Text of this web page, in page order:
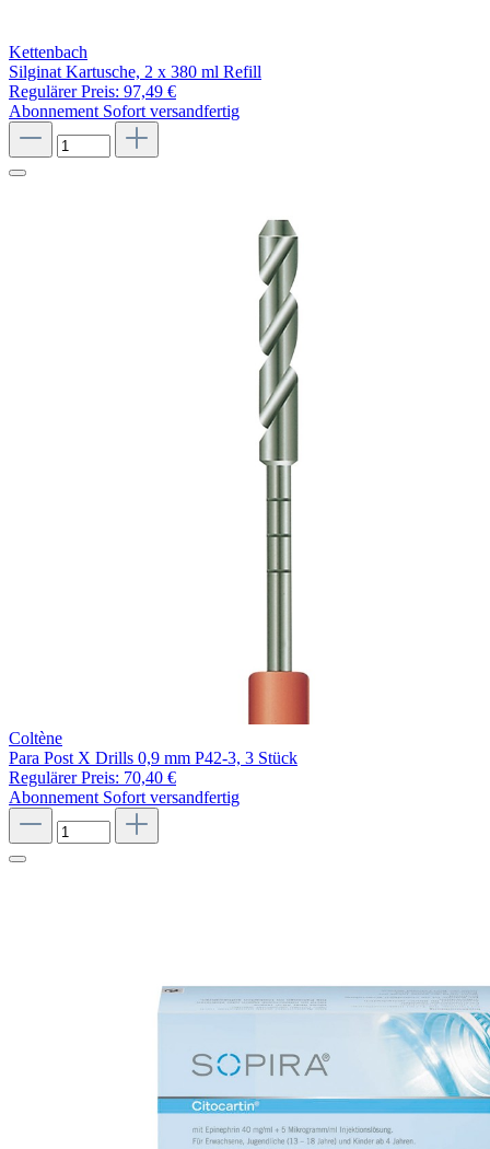
Kettenbach
Silginat Kartusche, 2 x 380 ml Refill
Regulärer Preis: 97,49 €
Abonnement Sofort versandfertig
Coltène
Para Post X Drills 0,9 mm P42-3, 3 Stück
Regulärer Preis: 70,40 €
Abonnement Sofort versandfertig